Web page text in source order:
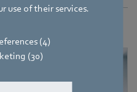
use of their services.
(4)
(30)